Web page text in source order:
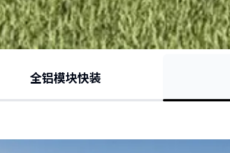
全铝模块快装
智能化控制